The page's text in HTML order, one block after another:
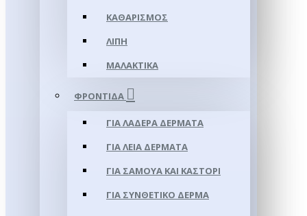
ΚΑΘΑΡΙΣΜΌΣ
ΛΊΠΗ
ΜΑΛΑΚΤΙΚΆ
ΦΡΟΝΤΊΔΑ
ΓΙΑ ΛΑΔΕΡΆ ΔΈΡΜΑΤΑ
ΓΙΑ ΛΕΊΑ ΔΈΡΜΑΤΑ
ΓΙΑ ΣΑΜΟΥΑ ΚΑΙ ΚΑΣΤΌΡΙ
ΓΙΑ ΣΥΝΘΕΤΙΚΌ ΔΈΡΜΑ